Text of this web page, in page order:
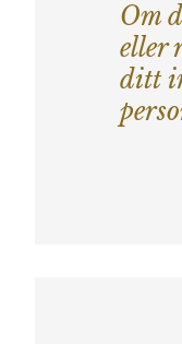
Om
eller
ditt